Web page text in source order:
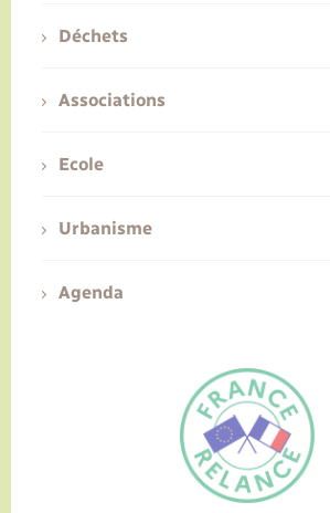
FR
Déchets
Associations
Ecole
Urbanisme
Agenda